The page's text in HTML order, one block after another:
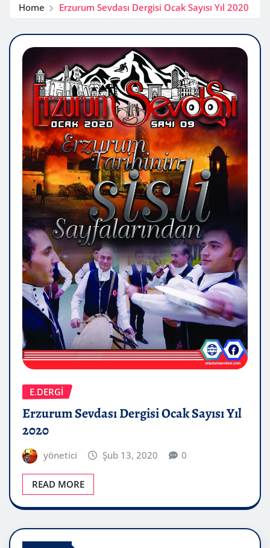
Home Erzurum Sevdası Dergisi Ocak Sayısı Yıl 2020
E.DERGİ
Erzurum Sevdası Dergisi Ocak Sayısı Yıl
2020
yönetici Şub 13, 2020 0
READ MORE